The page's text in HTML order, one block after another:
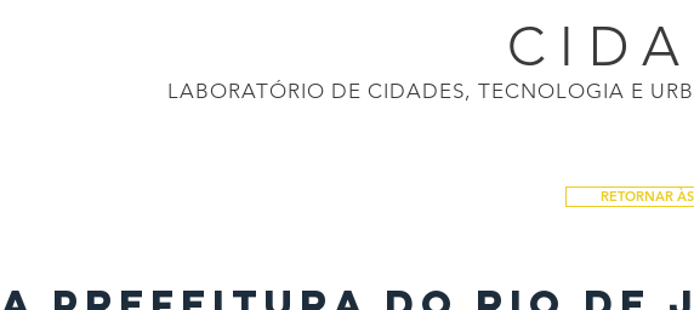
LABORATÓRIO DE CIDADES, TECNOLOGIA E
RETORNAR